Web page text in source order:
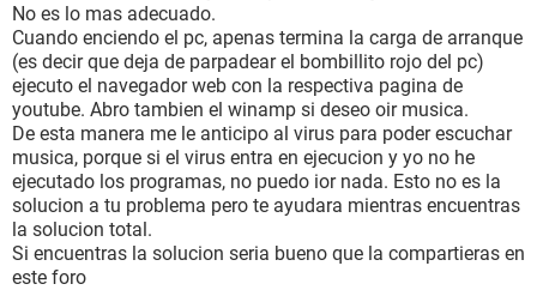
No es lo mas adecuado.
Cuando enciendo el pc, apenas termina la carga de arranque
(es decir que deja de parpadear el bombillito rojo del pc)
ejecuto el navegador web con la respectiva pagina de
youtube. Abro tambien el winamp si deseo oir musica.
De esta manera me le anticipo al virus para poder escuchar
musica, porque si el virus entra en ejecucion y yo no he
ejecutado los programas, no puedo ior nada. Esto no es la
solucion a tu problema pero te ayudara mientras encuentras
la solucion total.
Si encuentras la solucion seria bueno que la compartieras en
este foro